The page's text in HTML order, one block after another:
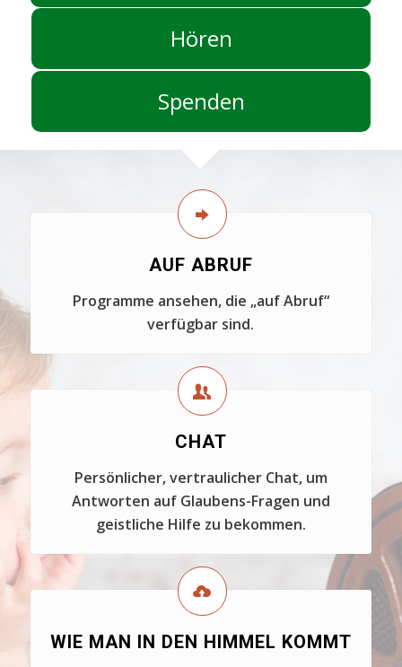
Hören
Spenden
AUF ABRUF
Programme ansehen, die „auf Abruf“
verfügbar sind.
CHAT
Persönlicher, vertraulicher Chat, um
Antworten auf Glaubens-Fragen und
geistliche Hilfe zu bekommen.
WIE MAN IN DEN HIMMEL KOMMT